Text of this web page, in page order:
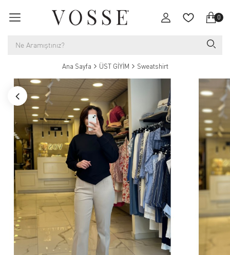
0
Ana Sayfa ÜST GİYİM Sweatshirt